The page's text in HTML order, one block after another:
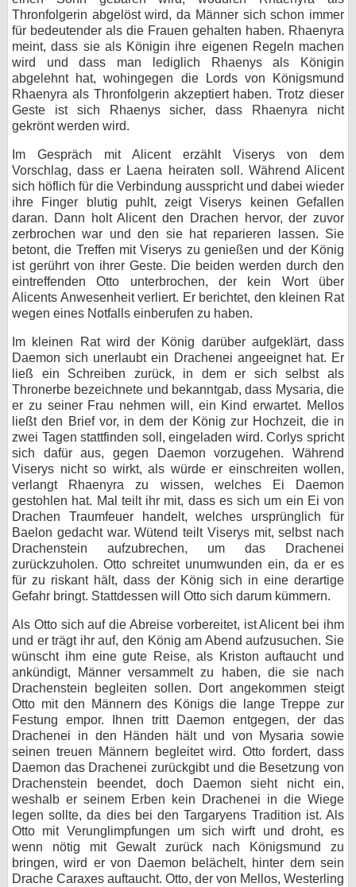
Thronfolgerin abgelöst wird, da Männer sich schon immer
für bedeutender als die Frauen gehalten haben. Rhaenyra
meint, dass sie als Königin ihre eigenen Regeln machen
wird und dass man lediglich Rhaenys als Königin
abgelehnt hat, wohingegen die Lords von Königsmund
Rhaenyra als Thronfolgerin akzeptiert haben. Trotz dieser
Geste ist sich Rhaenys sicher, dass Rhaenyra nicht
gekrönt werden wird.
Im Gespräch mit Alicent erzählt Viserys von dem
Vorschlag, dass er Laena heiraten soll. Während Alicent
sich höflich für die Verbindung ausspricht und dabei wieder
ihre Finger blutig puhlt, zeigt Viserys keinen Gefallen
daran. Dann holt Alicent den Drachen hervor, der zuvor
zerbrochen war und den sie hat reparieren lassen. Sie
betont, die Treffen mit Viserys zu genießen und der König
ist gerührt von ihrer Geste. Die beiden werden durch den
eintreffenden Otto unterbrochen, der kein Wort über
Alicents Anwesenheit verliert. Er berichtet, den kleinen Rat
wegen eines Notfalls einberufen zu haben.
Im kleinen Rat wird der König darüber aufgeklärt, dass
Daemon sich unerlaubt ein Drachenei angeeignet hat. Er
ließ ein Schreiben zurück, in dem er sich selbst als
Thronerbe bezeichnete und bekanntgab, dass Mysaria, die
er zu seiner Frau nehmen will, ein Kind erwartet. Mellos
ließt den Brief vor, in dem der König zur Hochzeit, die in
zwei Tagen stattfinden soll, eingeladen wird. Corlys spricht
sich dafür aus, gegen Daemon vorzugehen. Während
Viserys nicht so wirkt, als würde er einschreiten wollen,
verlangt Rhaenyra zu wissen, welches Ei Daemon
gestohlen hat. Mal teilt ihr mit, dass es sich um ein Ei von
Drachen Traumfeuer handelt, welches ursprünglich für
Baelon gedacht war. Wütend teilt Viserys mit, selbst nach
Drachenstein aufzubrechen, um das Drachenei
zurückzuholen. Otto schreitet unumwunden ein, da er es
für zu riskant hält, dass der König sich in eine derartige
Gefahr bringt. Stattdessen will Otto sich darum kümmern.
Als Otto sich auf die Abreise vorbereitet, ist Alicent bei ihm
und er trägt ihr auf, den König am Abend aufzusuchen. Sie
wünscht ihm eine gute Reise, als Kriston auftaucht und
ankündigt, Männer versammelt zu haben, die sie nach
Drachenstein begleiten sollen. Dort angekommen steigt
Otto mit den Männern des Königs die lange Treppe zur
Festung empor. Ihnen tritt Daemon entgegen, der das
Drachenei in den Händen hält und von Mysaria sowie
seinen treuen Männern begleitet wird. Otto fordert, dass
Daemon das Drachenei zurückgibt und die Besetzung von
Drachenstein beendet, doch Daemon sieht nicht ein,
weshalb er seinem Erben kein Drachenei in die Wiege
legen sollte, da dies bei den Targaryens Tradition ist. Als
Otto mit Verunglimpfungen um sich wirft und droht, es
wenn nötig mit Gewalt zurück nach Königsmund zu
bringen, wird er von Daemon belächelt, hinter dem sein
Drache Caraxes auftaucht. Otto, der von Mellos, Westerling